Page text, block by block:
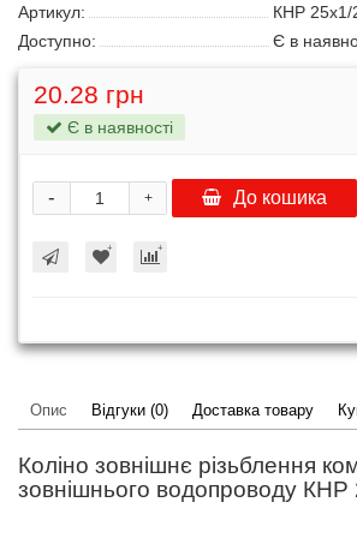
Артикул:
КНР 25x1/
Доступно:
Є в
20.28 грн
Є в наявності
+
- До кошика
Опис Відгуки (0) Доставка товару
Коліно зовнішнє різьблення
зовнішнього водопроводу КНР